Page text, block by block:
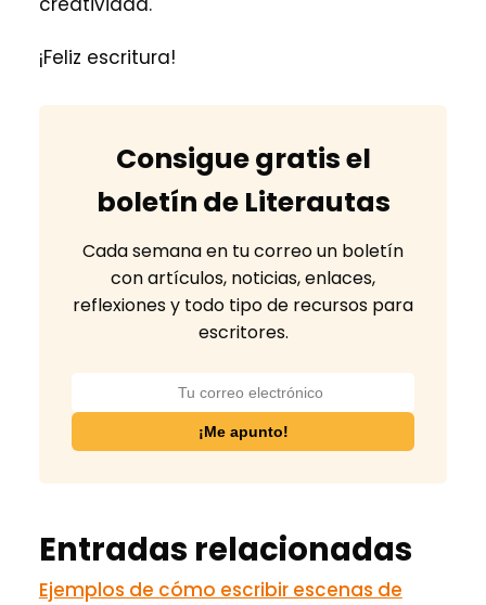
¡Feliz escritura!
Consigue gratis el
boletín de Literautas
Cada semana en tu correo un boletín
con artículos, noticias, enlaces,
reflexiones y todo tipo de recursos para
escritores.
Entradas relacionadas
Ejemplos de cómo escribir escenas de